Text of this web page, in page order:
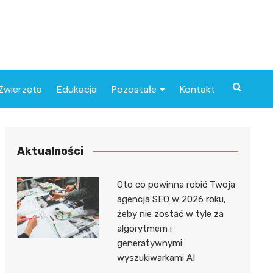
Edukacja Pozostałe Kontakt
Aktualności
Oto co powinna robić Twoja
agencja SEO w 2026 roku,
żeby nie zostać w tyle za
algorytmem i
generatywnymi
wyszukiwarkami AI